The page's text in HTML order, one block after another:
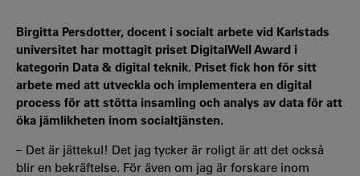
Birgitta Persdotter, docent i socialt arbete vid Karlstads
universitet har mottagit priset DigitalWell Award i
kategorin Data & digital teknik. Priset fick hon för sitt
arbete med att utveckla och implementera en digital
process för att stötta insamling och analys av data för att
öka jämlikheten inom socialtjänsten.
– Det är jättekul! Det jag tycker är roligt är att det också
blir en bekräftelse. För även om jag är forskare inom